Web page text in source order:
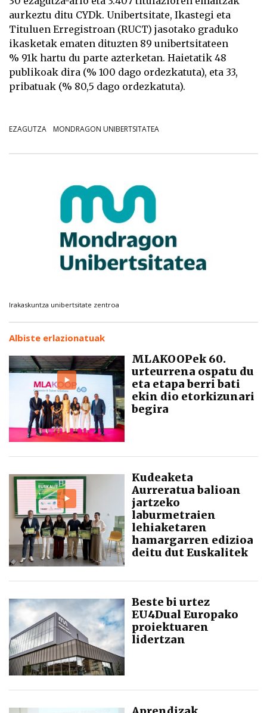
aurkeztu ditu CYDk. Unibertsitate, Ikastegi eta
Tituluen Erregistroan (RUCT) jasotako graduko
ikasketak ematen dituzten 89 unibertsitateen
% 91k hartu du parte azterketan. Haietatik 48
publikoak dira (% 100 dago ordezkatuta), eta 33,
pribatuak (% 80,5 dago ordezkatuta).
EZAGUTZA MONDRAGON UNIBERTSITATEA
Irakaskuntza unibertsitate zentroa
Albiste erlazionatuak
MLAKOOPek 60.
urteurrena ospatu du
eta etapa berri bati
ekin dio etorkizunari
begira
Kudeaketa
Aurreratua balioan
jartzeko
laburmetraien
lehiaketaren
hamargarren edizioa
deitu dut Euskalitek
Beste bi urtez
EU4Dual Europako
proiektuaren
lidertzan